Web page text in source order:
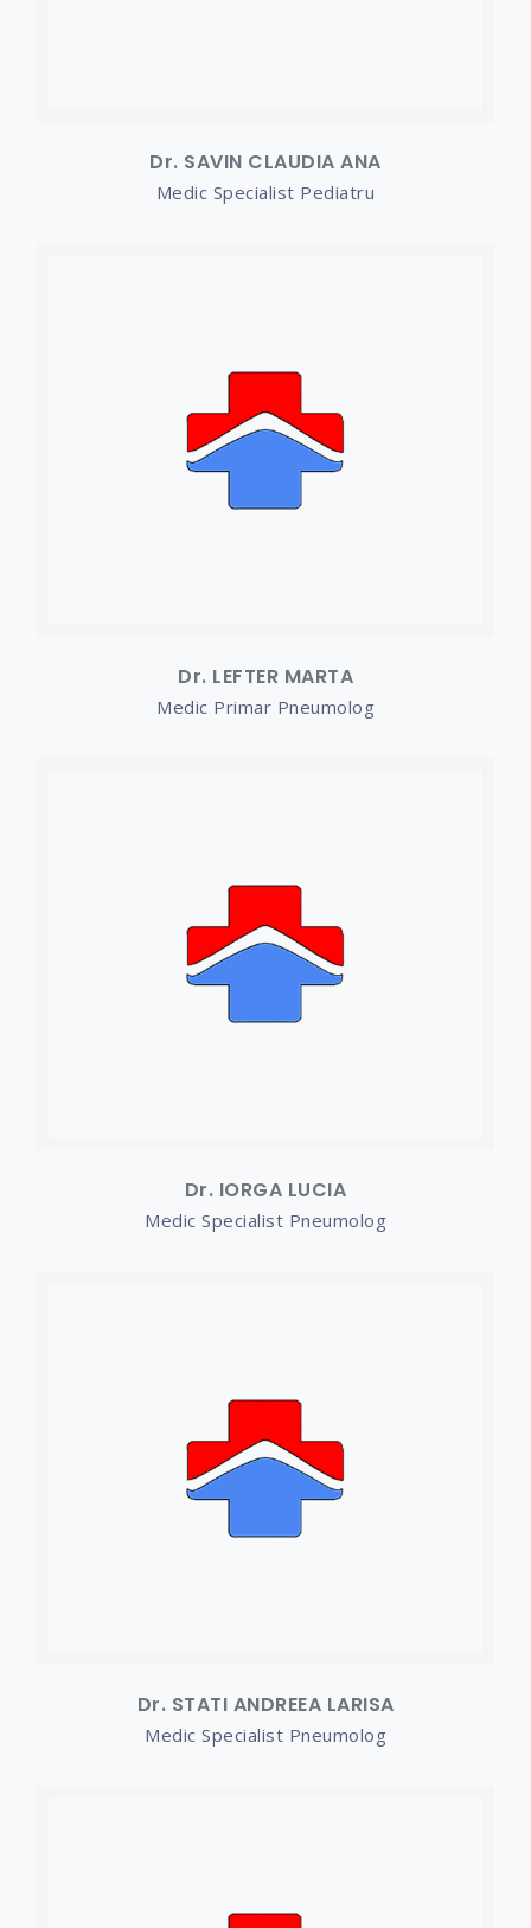
Dr. SAVIN CLAUDIA ANA
Medic Specialist Pediatru
Dr. LEFTER MARTA
Medic Primar Pneumolog
Dr. IORGA LUCIA
Medic Specialist Pneumolog
Dr. STATI ANDREEA LARISA
Medic Specialist Pneumolog